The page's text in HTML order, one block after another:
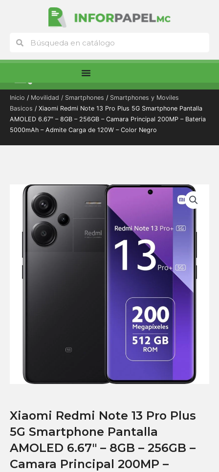
Buscar
Inicio / Movilidad / Smartphones / Smartphones y Moviles
Basicos / Xiaomi Redmi Note 13 Pro Plus 5G Smartphone Pantalla
AMOLED 6.67″ – 8GB – 256GB – Camara Principal 200MP – Bateria
5000mAh – Admite Carga de 120W – Color Negro
Xiaomi Redmi Note 13 Pro Plus
5G Smartphone Pantalla
AMOLED 6.67″ – 8GB – 256GB –
Camara Principal 200MP –